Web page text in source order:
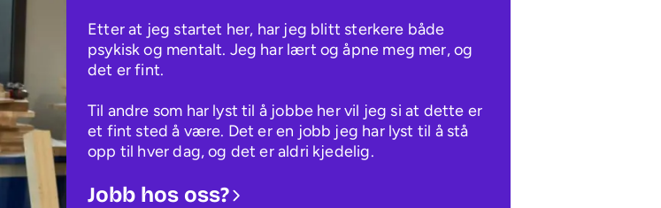
Etter at jeg startet her, har jeg blitt sterkere både
psykisk og mentalt. Jeg har lært og åpne meg mer, og
det er fint.
Til andre som har lyst til å jobbe her vil jeg si at dette er
et fint sted å være. Det er en jobb jeg har lyst til å stå
opp til hver dag, og det er aldri kjedelig.
Jobb hos oss?